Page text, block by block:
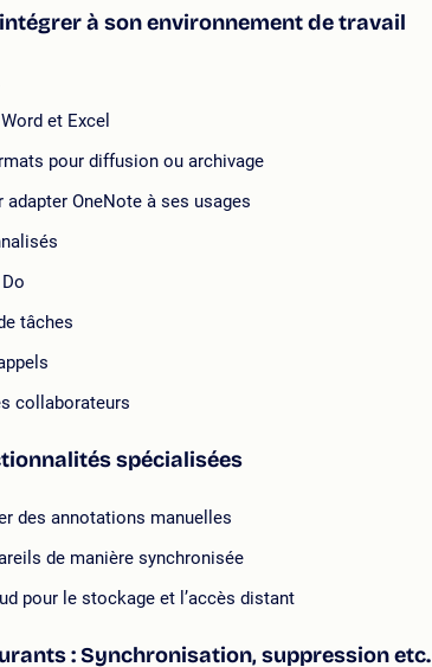
à son environnement de travail
et Excel
pour diffusion ou archivage
OneNote à ses usages
tâches
collaborateurs
spécialisées
des annotations manuelles
de manière synchronisée
pour le stockage et l’accès distant
: Synchronisation, suppression etc.